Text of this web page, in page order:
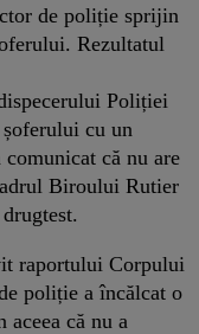
de poliție sprijin
Rezultatul
Poliției
cu un
comunicat că nu are
Biroului Rutier
raportului Corpului
poliție a încălcat o
aceea că nu a